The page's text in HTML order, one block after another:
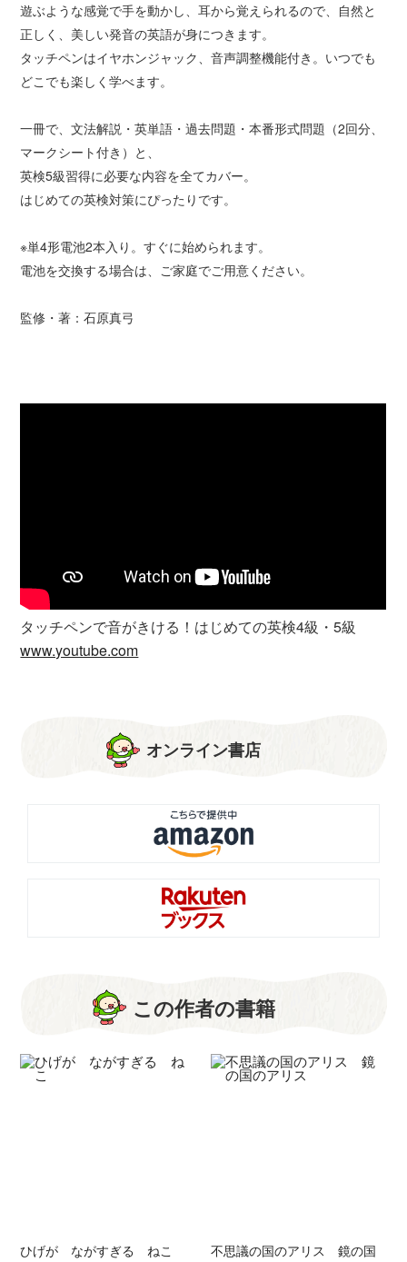
遊ぶような感覚で手を動かし、耳から覚えられるので、自然と
正しく、美しい発音の英語が身につきます。
タッチペンはイヤホンジャック、音声調整機能付き。いつでも
どこでも楽しく学べます。
一冊で、文法解説・英単語・過去問題・本番形式問題（2回分、
マークシート付き）と、
英検5級習得に必要な内容を全てカバー。
はじめての英検対策にぴったりです。
※単4形電池2本入り。すぐに始められます。
電池を交換する場合は、ご家庭でご用意ください。
監修・著：石原真弓
タッチペンで音がきける！はじめての英検4級・5級
www.youtube.com
オンライン書店
この作者の書籍
ひげが ながすぎる ねこ
不思議の国のアリス 鏡の国